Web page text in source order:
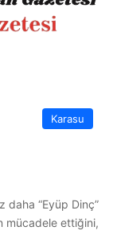
Karasu
daha “Eyüp Dinç”
mücadele ettiğini,